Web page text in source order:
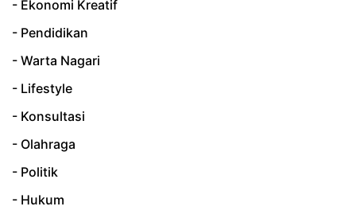
- Ekonomi Kreatif
- Pendidikan
- Warta Nagari
- Lifestyle
- Konsultasi
- Olahraga
- Politik
- Hukum